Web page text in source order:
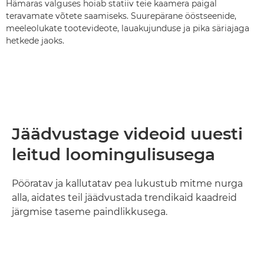
Hämaras valguses hoiab statiiv teie kaamera paigal
teravamate võtete saamiseks. Suurepärane ööstseenide,
meeleolukate tootevideote, lauakujunduse ja pika säriajaga
hetkede jaoks.
Jäädvustage videoid uuesti
leitud loomingulisusega
Pööratav ja kallutatav pea lukustub mitme nurga
alla, aidates teil jäädvustada trendikaid kaadreid
järgmise taseme paindlikkusega.